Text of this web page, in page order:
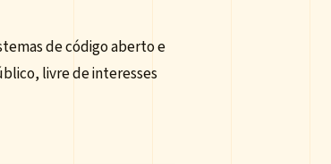
de código aberto e
livre de interesses